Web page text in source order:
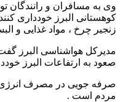
وی به مسافران و رانندگان
کوهستانی البرز خودداری
زنجیر چرخ ، مواد غذایی و
مدیرکل هواشناسی البرز گفت
صعود به ارتفاعات البرز
صرفه جویی در مصرف انرژی
مردم است .